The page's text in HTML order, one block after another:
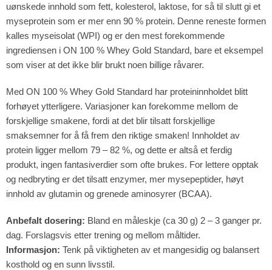
uønskede innhold som fett, kolesterol, laktose, for så til slutt gi et
myseprotein som er mer enn 90 % protein. Denne reneste formen
kalles myseisolat (WPI) og er den mest forekommende
ingrediensen i ON 100 % Whey Gold Standard, bare et eksempel
som viser at det ikke blir brukt noen billige råvarer.
Med ON 100 % Whey Gold Standard har proteininnholdet blitt
forhøyet ytterligere. Variasjoner kan forekomme mellom de
forskjellige smakene, fordi at det blir tilsatt forskjellige
smaksemner for å få frem den riktige smaken! Innholdet av
protein ligger mellom 79 – 82 %, og dette er altså et ferdig
produkt, ingen fantasiverdier som ofte brukes. For lettere opptak
og nedbryting er det tilsatt enzymer, mer mysepeptider, høyt
innhold av glutamin og grenede aminosyrer (BCAA).
Anbefalt dosering: Bland en måleskje (ca 30 g) 2 – 3 ganger pr.
dag. Forslagsvis etter trening og mellom måltider.
Informasjon: Tenk på viktigheten av et mangesidig og balansert
kosthold og en sunn livsstil.